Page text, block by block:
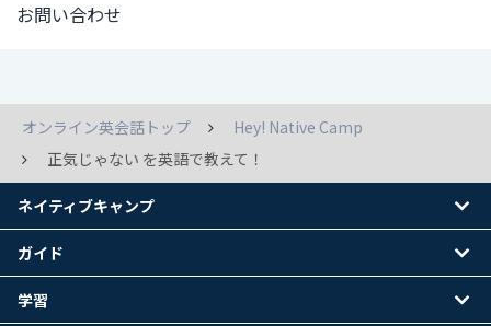
お問い合わせ
オンライン英会話トップ
Hey! Native Camp
正気じゃない を英語で教えて！
ネイティブキャンプ
ガイド
学習